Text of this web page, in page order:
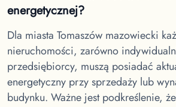
energetycznej?
Dla miasta Tomaszów mazowiecki
nieruchomości, zarówno
przedsiębiorcy, muszą posiadać
energetyczny przy sprzedaży lub
budynku. Ważne jest podkreślenie,